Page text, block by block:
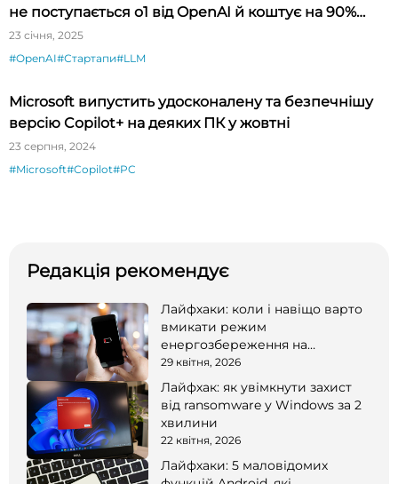
не поступається o1 від OpenAI й коштує на 90%
дешевше
23 січня, 2025
#OpenAI#Стартапи#LLM
Microsoft випустить удосконалену та безпечнішу
версію Copilot+ на деяких ПК у жовтні
23 серпня, 2024
#Microsoft#Copilot#PC
Редакція рекомендує
Лайфхаки: коли і навіщо варто
вмикати режим
енергозбереження на
смартфоні
29 квітня, 2026
Лайфхак: як увімкнути захист
від ransomware у Windows за 2
хвилини
22 квітня, 2026
Лайфхаки: 5 маловідомих